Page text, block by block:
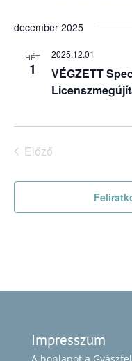
december 2025
HÉT
1
VÉGZETT
2025.12.01
Előző
Impresszum